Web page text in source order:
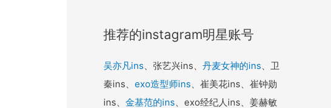
推荐的instagram明星账号
吴亦凡ins 、张艺兴ins、 丹麦女神的ins 、卫
秦ins、 exo造型师ins 、崔美花ins、崔钟勋
ins、 金基范的ins 、exo经纪人ins、姜赫敏